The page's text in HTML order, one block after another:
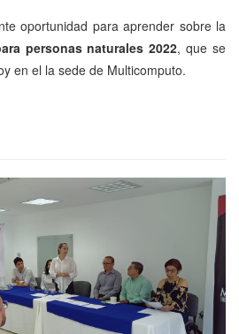
oportunidad para aprender sobre la
personas naturales 2022, que se
en el la sede de Multicomputo.